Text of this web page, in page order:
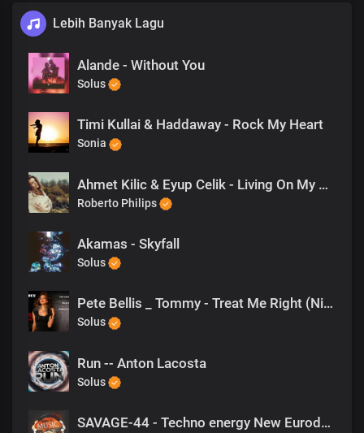
Lebih Banyak Lagu
Alande - Without You
Solus
Timi Kullai & Haddaway - Rock My Heart
Sonia
Ahmet Kilic & Eyup Celik - Living On My Own
Roberto Philips
Akamas - Skyfall
Solus
Pete Bellis _ Tommy - Treat Me Right (Nikko Culture Remix)
Solus
Run -- Anton Lacosta
Solus
SAVAGE-44 - Techno energy New Eurodance 2023